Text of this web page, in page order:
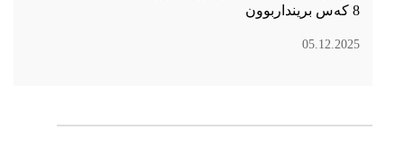
8 کەس برینداربوون
05.12.2025